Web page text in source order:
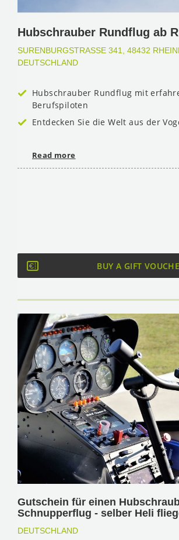
Hubschrauber Rundflug ab
SURENBURGSTRASSE 341, 48432 RHEINE,
EUTSCHLAND
Hubschrauber Rundflug mit
Berufspiloten
Entdecken Sie die Welt aus der
Read more
BUY A GIFT
Gutschein für einen
Schnupperflug - selber Heli
DEUTSCHLAND